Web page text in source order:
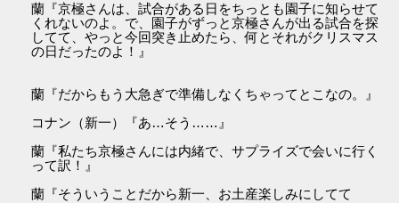
蘭『京極さんは、試合がある日をちっとも園子に知らせて
くれないのよ。で、園子がずっと京極さんが出る試合を探
してて、やっと今回突き止めたら、何とそれがクリスマス
の日だったのよ！』
蘭『だからもう大急ぎで準備しなくちゃってとこなの。』
コナン（新一）『あ…そう……』
蘭『私たち京極さんには内緒で、サプライズで会いに行く
って訳！』
蘭『そういうことだから新一、お土産楽しみにしてて